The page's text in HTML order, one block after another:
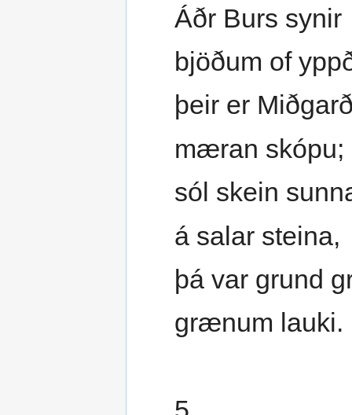
Áðr Burs synir
bjöðum of
þeir er
mæran skópu;
sól skein
á salar steina,
þá var grund
grænum lauki.